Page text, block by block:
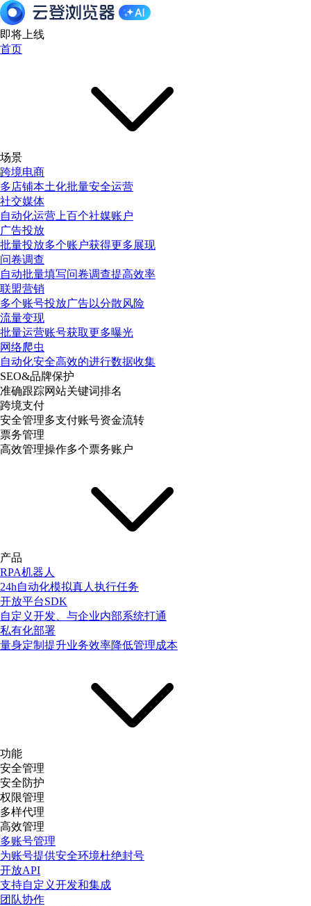
即将上线
首页
场景
跨境电商
多店铺本土化批量安全运营
社交媒体
自动化运营上百个社媒账户
广告投放
批量投放多个账户获得更多展现
问卷调查
自动批量填写问卷调查提高效率
联盟营销
多个账号投放广告以分散风险
流量变现
批量运营账号获取更多曝光
网络爬虫
自动化安全高效的进行数据收集
SEO&品牌保护
准确跟踪网站关键词排名
跨境支付
安全管理多支付账号资金流转
票务管理
高效管理操作多个票务账户
产品
RPA机器人
24h自动化模拟真人执行任务
开放平台SDK
自定义开发、与企业内部系统打通
私有化部署
量身定制提升业务效率降低管理成本
功能
安全管理
安全防护
权限管理
多样代理
高效管理
多账号管理
为账号提供安全环境杜绝封号
开放API
支持自定义开发和集成
团队协作